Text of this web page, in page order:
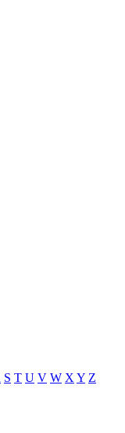
S T U V W X Y Z